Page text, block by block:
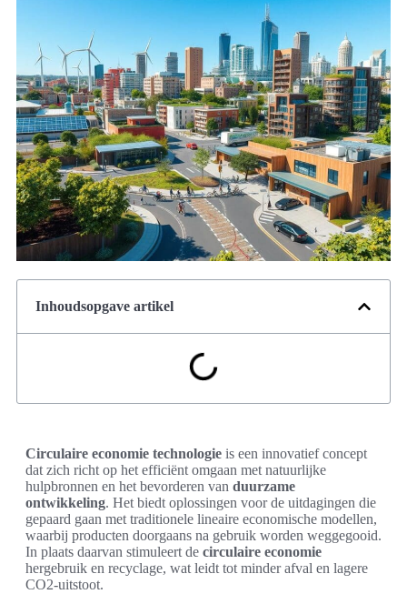
Inhoudsopgave artikel
Circulaire economie technologie is een innovatief concept
dat zich richt op het efficiënt omgaan met natuurlijke
hulpbronnen en het bevorderen van duurzame
ontwikkeling. Het biedt oplossingen voor de uitdagingen die
gepaard gaan met traditionele lineaire economische modellen,
waarbij producten doorgaans na gebruik worden weggegooid.
In plaats daarvan stimuleert de circulaire economie
hergebruik en recyclage, wat leidt tot minder afval en lagere
CO2-uitstoot.